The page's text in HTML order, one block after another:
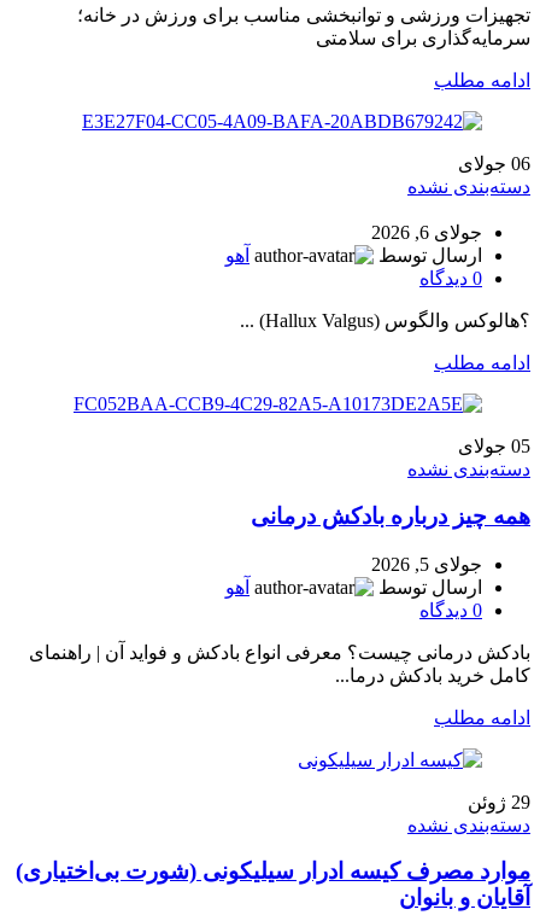
تجهیزات ورزشی و توانبخشی مناسب برای ورزش در خانه؛
سرمایه‌گذاری برای سلامتی
ادامه مطلب
06 جولای
دسته‌بندی نشده
جولای 6, 2026
ارسال توسط
آهو
0 دیدگاه
؟هالوکس والگوس (Hallux Valgus) ...
ادامه مطلب
05 جولای
دسته‌بندی نشده
همه چیز درباره بادکش درمانی
جولای 5, 2026
ارسال توسط
آهو
0 دیدگاه
بادکش درمانی چیست؟ معرفی انواع بادکش و فواید آن | راهنمای
کامل خرید بادکش درما...
ادامه مطلب
29 ژوئن
دسته‌بندی نشده
موارد مصرف کیسه ادرار سیلیکونی (شورت بی‌اختیاری)
آقایان و بانوان